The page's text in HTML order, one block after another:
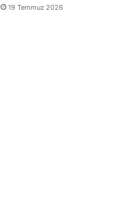
19 Temmuz 2026